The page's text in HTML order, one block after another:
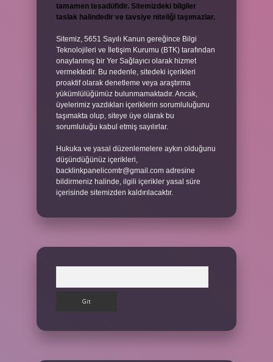
tamamen tesadüfidir. Sitemizdeki bilgiler
taslak halindedir ve tavsiye niteliği taşımazlar.
Sitemiz, 5651 Sayılı Kanun gereğince Bilgi
Teknolojileri ve İletişim Kurumu (BTK) tarafından
onaylanmış bir Yer Sağlayıcı olarak hizmet
vermektedir. Bu nedenle, sitedeki içerikleri
proaktif olarak denetleme veya araştırma
yükümlülüğümüz bulunmamaktadır. Ancak,
üyelerimiz yazdıkları içeriklerin sorumluluğunu
taşımakta olup, siteye üye olarak bu
sorumluluğu kabul etmiş sayılırlar.
Hukuka ve yasal düzenlemelere aykırı olduğunu
düşündüğünüz içerikleri,
backlinkpanelicomtr@gmail.com adresine
bildirmeniz halinde, ilgili içerikler yasal süre
içerisinde sitemizden kaldırılacaktır.